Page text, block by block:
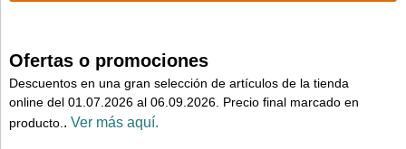
Ofertas o promociones
Descuentos en una gran selección de artículos de la tienda
online del 01.07.2026 al 06.09.2026. Precio final marcado en
producto. . Ver más aquí.